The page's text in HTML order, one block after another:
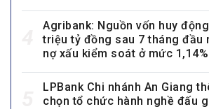
Agribank: Nguồn vốn huy
triệu tỷ đồng sau 7 tháng đầu
nợ xấu kiểm soát ở mức 1,14%
LPBank Chi nhánh An Giang
chọn tổ chức hành nghề đấu